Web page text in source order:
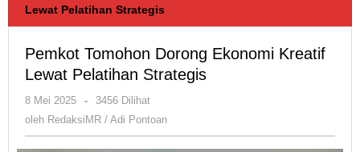
Lewat Pelatihan Strategis
Pemkot Tomohon Dorong Ekonomi Kreatif
Lewat Pelatihan Strategis
8 Mei 2025
oleh
RedaksiMR
-
3456 Dilihat
oleh RedaksiMR / Adi Pontoan